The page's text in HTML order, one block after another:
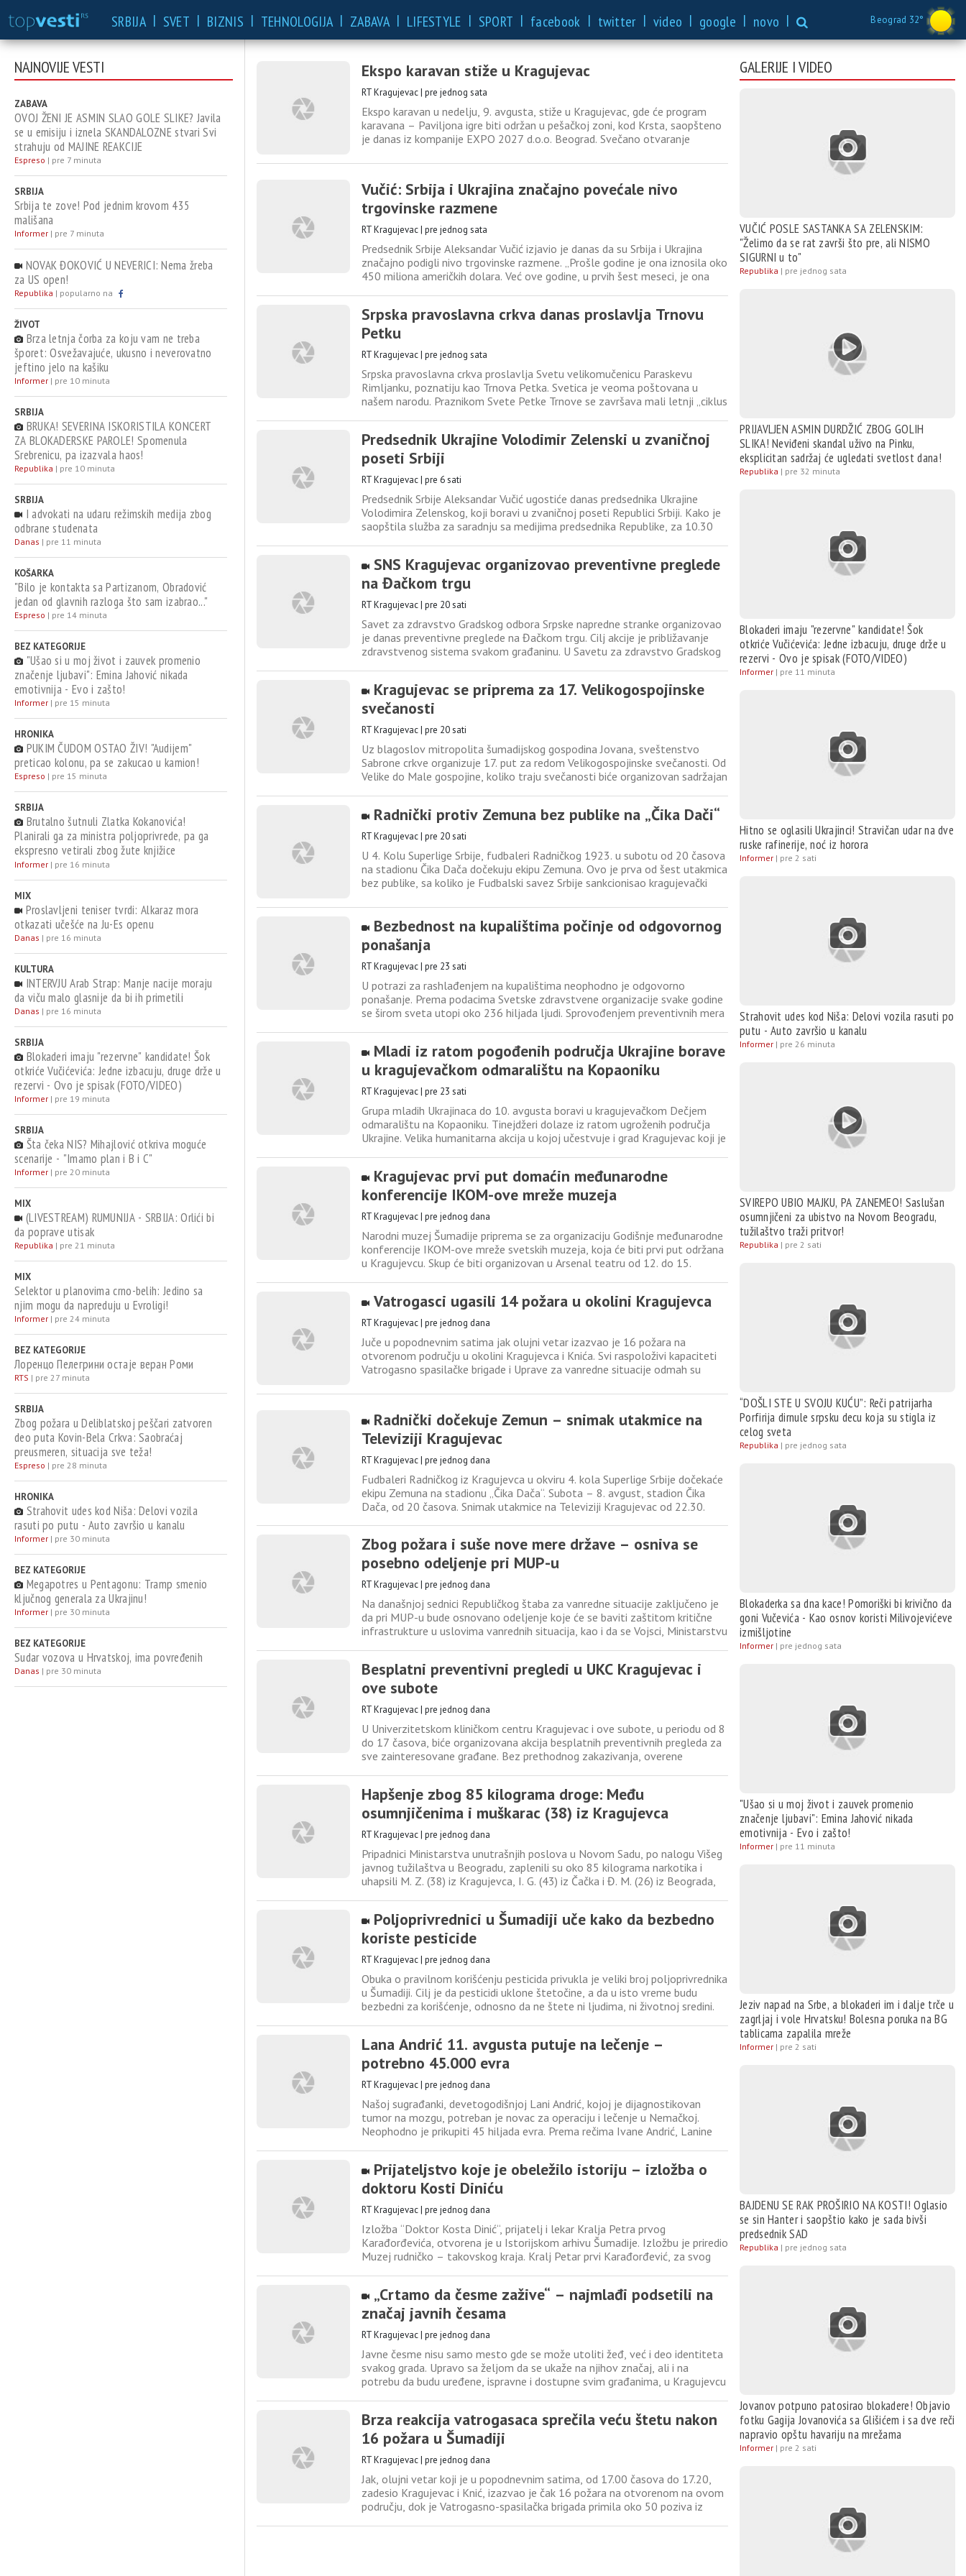
Beograd 32°
SRBIJA | SVET | BIZNIS | TEHNOLOGIJA | ZABAVA | LIFESTYLE | SPORT | facebook | twitter | video | google | novo |
NAJNOVIJE VESTI
ZABAVA
OVOJ ŽENI JE ASMIN SLAO GOLE SLIKE? Javila
se u emisiju i iznela SKANDALOZNE stvari Svi
strahuju od MAJINE REAKCIJE
Espreso | pre 7 minuta
SRBIJA
Srbija te zove! Pod jednim krovom 435
mališana
Informer | pre 7 minuta
NOVAK ĐOKOVIĆ U NEVERICI: Nema žreba
za US open!
Republika | popularno na
ŽIVOT
Brza letnja čorba za koju vam ne treba
šporet: Osvežavajuće, ukusno i neverovatno
jeftino jelo na kašiku
Informer | pre 10 minuta
SRBIJA
BRUKA! SEVERINA ISKORISTILA KONCERT
ZA BLOKADERSKE PAROLE! Spomenula
Srebrenicu, pa izazvala haos!
Republika | pre 10 minuta
SRBIJA
I advokati na udaru režimskih medija zbog
odbrane studenata
Danas | pre 11 minuta
KOŠARKA
"Bilo je kontakta sa Partizanom, Obradović
jedan od glavnih razloga što sam izabrao..."
Espreso | pre 14 minuta
BEZ KATEGORIJE
"Ušao si u moj život i zauvek promenio
značenje ljubavi": Emina Jahović nikada
emotivnija - Evo i zašto!
Informer | pre 15 minuta
HRONIKA
PUKIM ČUDOM OSTAO ŽIV! "Audijem"
preticao kolonu, pa se zakucao u kamion!
Espreso | pre 15 minuta
SRBIJA
Brutalno šutnuli Zlatka Kokanovića!
Planirali ga za ministra poljoprivrede, pa ga
ekspresno vetirali zbog žute knjižice
(FOTO/VIDEO)
Informer | pre 16 minuta
MIX
Proslavljeni teniser tvrdi: Alkaraz mora
otkazati učešće na Ju-Es openu
Danas | pre 16 minuta
KULTURA
INTERVJU Arab Strap: Manje nacije moraju
da viču malo glasnije da bi ih primetili
Danas | pre 16 minuta
SRBIJA
Blokaderi imaju "rezervne" kandidate! Šok
otkriće Vučićevića: Jedne izbacuju, druge drže u
rezervi - Ovo je spisak (FOTO/VIDEO)
Informer | pre 19 minuta
SRBIJA
Šta čeka NIS? Mihajlović otkriva moguće
scenarije - "Imamo plan i B i C"
Informer | pre 20 minuta
MIX
(LIVESTREAM) RUMUNIJA - SRBIJA: Orlići bi
da poprave utisak
Republika | pre 21 minuta
MIX
Selektor u planovima crno-belih: Jedino sa
njim mogu da napreduju u Evroligi!
Informer | pre 24 minuta
BEZ KATEGORIJE
Лоренцо Пелегрини остаје веран Роми
RTS | pre 27 minuta
SRBIJA
Zbog požara u Deliblatskoj peščari zatvoren
deo puta Kovin-Bela Crkva: Saobraćaj
preusmeren, situacija sve teža!
Espreso | pre 28 minuta
HRONIKA
Strahovit udes kod Niša: Delovi vozila
rasuti po putu - Auto završio u kanalu
Informer | pre 30 minuta
BEZ KATEGORIJE
Megapotres u Pentagonu: Tramp smenio
ključnog generala za Ukrajinu!
Informer | pre 30 minuta
BEZ KATEGORIJE
Sudar vozova u Hrvatskoj, ima povređenih
Danas | pre 30 minuta
Ekspo karavan stiže u Kragujevac
RT Kragujevac| pre jednog sata
Ekspo karavan u nedelju, 9. avgusta, stiže u Kragujevac, gde će program
karavana – Paviljona igre biti održan u pešačkoj zoni, kod Krsta, saopšteno
je danas iz kompanije EXPO 2027 d.o.o. Beograd. Svečano otvaranje
Kovačević, izvršni direktor i direktor Sektora za međunarodne učesnike
Vučić: Srbija i Ukrajina značajno povećale nivo
trgovinske razmene
RT Kragujevac| pre jednog sata
Predsednik Srbije Aleksandar Vučić izjavio je danas da su Srbija i Ukrajina
značajno podigli nivo trgovinske razmene. „Prošle godine je ona iznosila oko
450 miliona američkih dolara. Već ove godine, u prvih šest meseci, je ona
Srpska pravoslavna crkva danas proslavlja Trnovu
Petku
RT Kragujevac| pre jednog sata
Srpska pravoslavna crkva proslavlja Svetu velikomučenicu Paraskevu
Rimljanku, poznatiju kao Trnova Petka. Svetica je veoma poštovana u
našem narodu. Praznikom Svete Petke Trnove se završava mali letnji „ciklus
Predsednik Ukrajine Volodimir Zelenski u zvaničnoj
poseti Srbiji
RT Kragujevac| pre 6 sati
Predsednik Srbije Aleksandar Vučić ugostiće danas predsednika Ukrajine
Volodimira Zelenskog, koji boravi u zvaničnoj poseti Republici Srbiji. Kako je
saopštila služba za saradnju sa medijima predsednika Republike, za 10.30
SNS Kragujevac organizovao preventivne preglede
na Đačkom trgu
RT Kragujevac| pre 20 sati
Savet za zdravstvo Gradskog odbora Srpske napredne stranke organizovao
je danas preventivne preglede na Đačkom trgu. Cilj akcije je približavanje
zdravstvenog sistema svakom građaninu. U Savetu za zdravstvo Gradskog
Kragujevac se priprema za 17. Velikogospojinske
svečanosti
RT Kragujevac| pre 20 sati
Uz blagoslov mitropolita šumadijskog gospodina Jovana, sveštenstvo
Sabrone crkve organizuje 17. put za redom Velikogospojinske svečanosti. Od
Velike do Male gospojine, koliko traju svečanosti biće organizovan sadržajan
Manifestacija se održava pod pokroviteljstvom grada Kragujevca i Uprave
Radnički protiv Zemuna bez publike na „Čika Dači“
RT Kragujevac| pre 20 sati
U 4. Kolu Superlige Srbije, fudbaleri Radničkog 1923. u subotu od 20 časova
na stadionu Čika Dača dočekuju ekipu Zemuna. Ovo je prva od šest utakmica
bez publike, sa koliko je Fudbalski savez Srbije sankcionisao kragujevački
minuta.
Bezbednost na kupalištima počinje od odgovornog
ponašanja
RT Kragujevac| pre 23 sati
U potrazi za rashlađenjem na kupalištima neophodno je odgovorno
ponašanje. Prema podacima Svetske zdravstvene organizacije svake godine
se širom sveta utopi oko 236 hiljada ljudi. Sprovođenjem preventivnih mera
Mladi iz ratom pogođenih područja Ukrajine borave
u kragujevačkom odmaralištu na Kopaoniku
RT Kragujevac| pre 23 sati
Grupa mladih Ukrajinaca do 10. avgusta boravi u kragujevačkom Dečjem
odmaralištu na Kopaoniku. Tinejdžeri dolaze iz ratom ugroženih područja
Ukrajine. Velika humanitarna akcija u kojoj učestvuje i grad Kragujevac koji je
Kragujevac prvi put domaćin međunarodne
konferencije IKOM-ove mreže muzeja
RT Kragujevac| pre jednog dana
Narodni muzej Šumadije priprema se za organizaciju Godišnje međunarodne
konferencije IKOM-ove mreže svetskih muzeja, koja će biti prvi put održana
u Kragujevcu. Skup će biti organizovan u Arsenal teatru od 12. do 15.
Vatrogasci ugasili 14 požara u okolini Kragujevca
RT Kragujevac| pre jednog dana
Juče u popodnevnim satima jak olujni vetar izazvao je 16 požara na
otvorenom području u okolini Kragujevca i Knića. Svi raspoloživi kapaciteti
Vatrogasno spasilačke brigade i Uprave za vanredne situacije odmah su
Dobrovoljnog vatrogasnog društva, meštani i Javno komunalno preduzeće
Radnički dočekuje Zemun – snimak utakmice na
Televiziji Kragujevac
RT Kragujevac| pre jednog dana
Fudbaleri Radničkog iz Kragujevca u okviru 4. kola Superlige Srbije dočekaće
ekipu Zemuna na stadionu „Čika Dača“. Subota – 8. avgust, stadion Čika
Dača, od 20 časova. Snimak utakmice na Televiziji Kragujevac od 22.30.
Zbog požara i suše nove mere države – osniva se
posebno odeljenje pri MUP-u
RT Kragujevac| pre jednog dana
Na današnjoj sednici Republičkog štaba za vanredne situacije zaključeno je
da pri MUP-u bude osnovano odeljenje koje će se baviti zaštitom kritične
infrastrukture u uslovima vanrednih situacija, kao i da se Vojsci, Ministarstvu
Besplatni preventivni pregledi u UKC Kragujevac i
ove subote
RT Kragujevac| pre jednog dana
U Univerzitetskom kliničkom centru Kragujevac i ove subote, u periodu od 8
do 17 časova, biće organizovana akcija besplatnih preventivnih pregleda za
sve zainteresovane građane. Bez prethodnog zakazivanja, overene
Hapšenje zbog 85 kilograma droge: Među
osumnjičenima i muškarac (38) iz Kragujevca
RT Kragujevac| pre jednog dana
Pripadnici Ministarstva unutrašnjih poslova u Novom Sadu, po nalogu Višeg
javnog tužilaštva u Beogradu, zaplenili su oko 85 kilograma narkotika i
uhapsili M. Z. (38) iz Kragujevca, I. G. (43) iz Čačka i Đ. M. (26) iz Beograda,
u promet opojnih droga. Pregledom teretnog vozila,
Poljoprivrednici u Šumadiji uče kako da bezbedno
koriste pesticide
RT Kragujevac| pre jednog dana
Obuka o pravilnom korišćenju pesticida privukla je veliki broj poljoprivrednika
u Šumadiji. Cilj je da pesticidi uklone štetočine, a da u isto vreme budu
bezbedni za korišćenje, odnosno da ne štete ni ljudima, ni životnoj sredini.
Lana Andrić 11. avgusta putuje na lečenje –
potrebno 45.000 evra
RT Kragujevac| pre jednog dana
Našoj sugrađanki, devetogodišnjoj Lani Andrić, kojoj je dijagnostikovan
tumor na mozgu, potreban je novac za operaciju i lečenje u Nemačkoj.
Neophodno je prikupiti 45 hiljada evra. Prema rečima Ivane Andrić, Lanine
Prijateljstvo koje je obeležilo istoriju – izložba o
doktoru Kosti Diniću
RT Kragujevac| pre jednog dana
Izložba “Doktor Kosta Dinić“, prijatelj i lekar Kralja Petra prvog
Karađorđevića, otvorena je u Istorijskom arhivu Šumadije. Izložbu je priredio
Muzej rudničko – takovskog kraja. Kralj Petar prvi Karađorđević, za svog
kod Gornjeg Milanovca. Njegov životni i profesionalni
„Crtamo da česme zažive“ – najmlađi podsetili na
značaj javnih česama
RT Kragujevac| pre jednog dana
Javne česme nisu samo mesto gde se može utoliti žeđ, već i deo identiteta
svakog grada. Upravo sa željom da se ukaže na njihov značaj, ali i na
potrebu da budu uređene, ispravne i dostupne svim građanima, u Kragujevcu
Brza reakcija vatrogasaca sprečila veću štetu nakon
16 požara u Šumadiji
RT Kragujevac| pre jednog dana
Jak, olujni vetar koji je u popodnevnim satima, od 17.00 časova do 17.20,
zadesio Kragujevac i Knić, izazvao je čak 16 požara na otvorenom na ovom
području, dok je Vatrogasno-spasilačka brigada primila oko 50 poziva iz
GALERIJE I VIDEO
VUČIĆ POSLE SASTANKA SA ZELENSKIM:
"Želimo da se rat završi što pre, ali NISMO
SIGURNI u to"
Republika | pre jednog sata
PRIJAVLJEN ASMIN DURDŽIĆ ZBOG GOLIH
SLIKA! Neviđeni skandal uživo na Pinku,
eksplicitan sadržaj će ugledati svetlost dana!
Republika | pre 32 minuta
Blokaderi imaju "rezervne" kandidate! Šok
otkriće Vučićevića: Jedne izbacuju, druge drže u
rezervi - Ovo je spisak (FOTO/VIDEO)
Informer | pre 11 minuta
Hitno se oglasili Ukrajinci! Stravičan udar na dve
ruske rafinerije, noć iz horora
Informer | pre 2 sati
Strahovit udes kod Niša: Delovi vozila rasuti po
putu - Auto završio u kanalu
Informer | pre 26 minuta
SVIREPO UBIO MAJKU, PA ZANEMEO! Saslušan
osumnjičeni za ubistvo na Novom Beogradu,
tužilaštvo traži pritvor!
Republika | pre 2 sati
“DOŠLI STE U SVOJU KUĆU”: Reči patrijarha
Porfirija dirnule srpsku decu koja su stigla iz
celog sveta
Republika | pre jednog sata
Blokaderka sa dna kace! Pomoriški bi krivično da
goni Vučevića - Kao osnov koristi Milivojevićeve
izmišljotine
Informer | pre jednog sata
"Ušao si u moj život i zauvek promenio
značenje ljubavi": Emina Jahović nikada
emotivnija - Evo i zašto!
Informer | pre 11 minuta
Jeziv napad na Srbe, a blokaderi im i dalje trče u
zagrljaj i vole Hrvatsku! Bolesna poruka na BG
tablicama zapalila mreže
Informer | pre 2 sati
BAJDENU SE RAK PROŠIRIO NA KOSTI! Oglasio
se sin Hanter i saopštio kako je sada bivši
predsednik SAD
Republika | pre jednog sata
Jovanov potpuno patosirao blokadere! Objavio
fotku Gagija Jovanovića sa Glišićem i sa dve reči
napravio opštu havariju na mrežama
Informer | pre 2 sati